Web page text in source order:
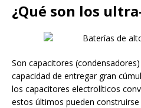
¿Qué son los
Son capacitores
capacidad de entregar gran
los capacitores electrolíticos
estos últimos pueden